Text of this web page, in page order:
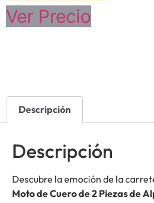
Ver Precio
Descripción
Descripción
Descubre la emoción de la
Moto de Cuero de 2 Piezas de